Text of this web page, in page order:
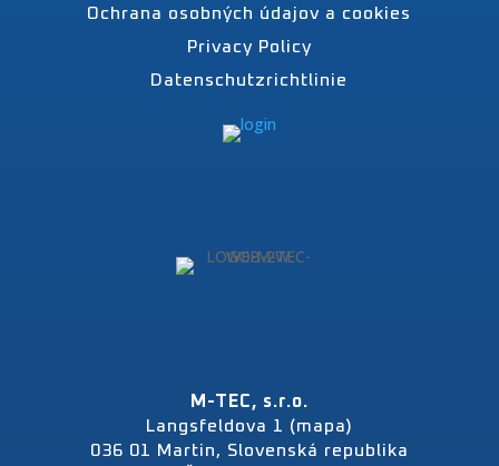
Ochrana osobných údajov a cookies
Privacy Policy
Datenschutzrichtlinie
M-TEC, s.r.o.
Langsfeldova 1 (mapa)
036 01 Martin, Slovenská republika